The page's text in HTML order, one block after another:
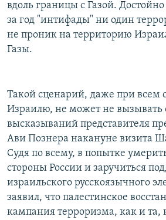
вдоль границы с Газой.
за год "интифады" ни один
не проник на территорию
Газы.
Такой сценарий, даже при всем
Израилю, не может не вызывать
высказываний представителя
Ави Познера накануне визита
Судя по всему, в попытке
стороны России и заручиться
израильского русскоязычного
заявил, что палестинское
кампания терроризма, как и та,